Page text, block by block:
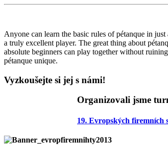
Anyone can learn the basic rules of pétanque in
a truly excellent player. The great thing about
absolute beginners can play together without
pétanque unique.
Vyzkoušejte si jej s námi!
Organizovali jsme
19. Evropských firemních